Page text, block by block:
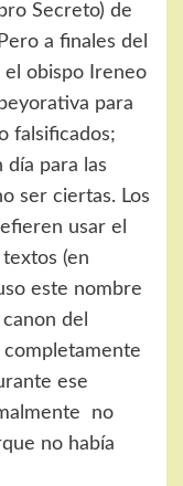
Secreto) de
a finales del
el obispo Ireneo
para
falsificados;
para las
ser ciertas. Los
usar el
(en
este nombre
del
ese
no
no había